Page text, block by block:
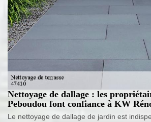
Nettoyage de dallage : les
Peboudou font confiance à KW
Le nettoyage de dallage de jardin est